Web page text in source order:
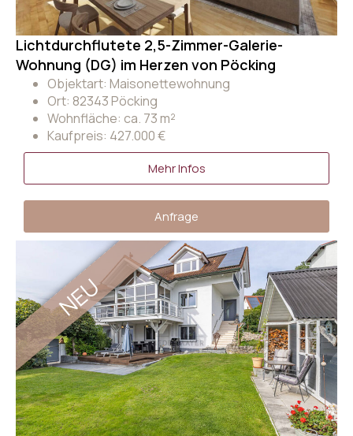
Lichtdurchflutete 2,5-Zimmer-Galerie-
Wohnung (DG) im Herzen von Pöcking
Objektart: Maisonettewohnung
Ort: 82343 Pöcking
Wohnfläche: ca. 73 m²
Kaufpreis: 427.000 €
Mehr Infos
Anfrage
NEU